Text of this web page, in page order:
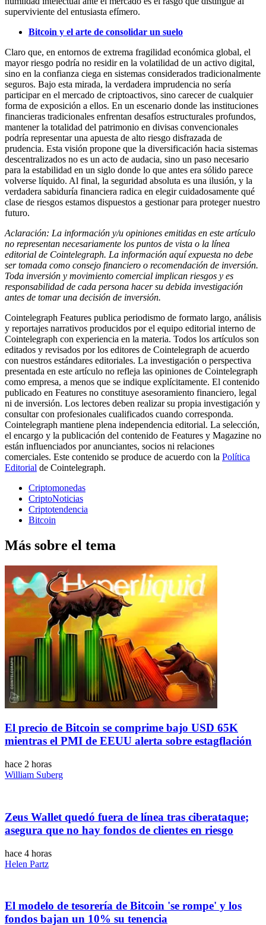
superviviente del entusiasta efímero.
Bitcoin y el arte de consolidar un suelo
Claro que, en entornos de extrema fragilidad económica global, el
mayor riesgo podría no residir en la volatilidad de un activo digital,
sino en la confianza ciega en sistemas considerados tradicionalmente
seguros. Bajo esta mirada, la verdadera imprudencia no sería
participar en el mercado de criptoactivos, sino carecer de cualquier
forma de exposición a ellos. En un escenario donde las instituciones
financieras tradicionales enfrentan desafíos estructurales profundos,
mantener la totalidad del patrimonio en divisas convencionales
podría representar una apuesta de alto riesgo disfrazada de
prudencia. Esta visión propone que la diversificación hacia sistemas
descentralizados no es un acto de audacia, sino un paso necesario
para la estabilidad en un siglo donde lo que antes era sólido parece
volverse líquido. Al final, la seguridad absoluta es una ilusión, y la
verdadera sabiduría financiera radica en elegir cuidadosamente qué
clase de riesgos estamos dispuestos a gestionar para proteger nuestro
futuro.
Aclaración: La información y/u opiniones emitidas en este artículo
no representan necesariamente los puntos de vista o la línea
editorial de Cointelegraph. La información aquí expuesta no debe
ser tomada como consejo financiero o recomendación de inversión.
Toda inversión y movimiento comercial implican riesgos y es
responsabilidad de cada persona hacer su debida investigación
antes de tomar una decisión de inversión.
Cointelegraph Features publica periodismo de formato largo, análisis
y reportajes narrativos producidos por el equipo editorial interno de
Cointelegraph con experiencia en la materia. Todos los artículos son
editados y revisados por los editores de Cointelegraph de acuerdo
con nuestros estándares editoriales. La investigación o perspectiva
presentada en este artículo no refleja las opiniones de Cointelegraph
como empresa, a menos que se indique explícitamente. El contenido
publicado en Features no constituye asesoramiento financiero, legal
ni de inversión. Los lectores deben realizar su propia investigación y
consultar con profesionales cualificados cuando corresponda.
Cointelegraph mantiene plena independencia editorial. La selección,
el encargo y la publicación del contenido de Features y Magazine no
están influenciados por anunciantes, socios ni relaciones
comerciales. Este contenido se produce de acuerdo con la Política
Editorial de Cointelegraph.
Criptomonedas
CriptoNoticias
Criptotendencia
Bitcoin
Más sobre el tema
El precio de Bitcoin se comprime bajo USD 65K
mientras el PMI de EEUU alerta sobre estagflación
hace 2 horas
William Suberg
Zeus Wallet quedó fuera de línea tras ciberataque;
asegura que no hay fondos de clientes en riesgo
hace 4 horas
Helen Partz
El modelo de tesorería de Bitcoin 'se rompe' y los
fondos bajan un 10% su tenencia